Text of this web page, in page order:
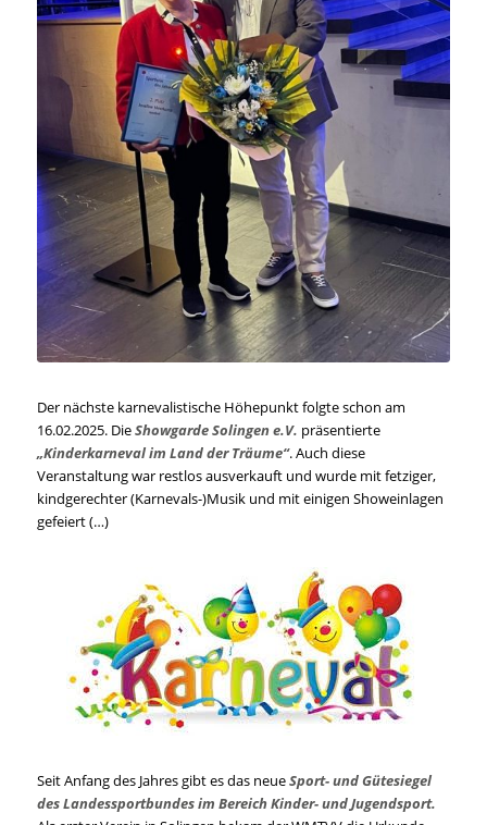
Der nächste karnevalistische Höhepunkt folgte schon am
16.02.2025. DieShowgarde Solingen e.V. präsentierte
„Kinderkarneval im Land der Träume“. Auch diese
Veranstaltung war restlos ausverkauft und wurde mit fetziger,
kindgerechter (Karnevals-)Musik und mit einigen Showeinlagen
gefeiert (…)
Seit Anfang des Jahres gibt es das neueSport- und Gütesiegel
des Landessportbundes im Bereich Kinder- und Jugendsport.